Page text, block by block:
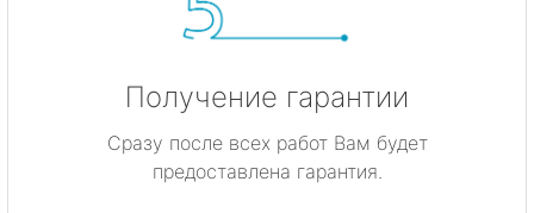
Получение гарантии
Сразу после всех работ Вам будет
предоставлена гарантия.